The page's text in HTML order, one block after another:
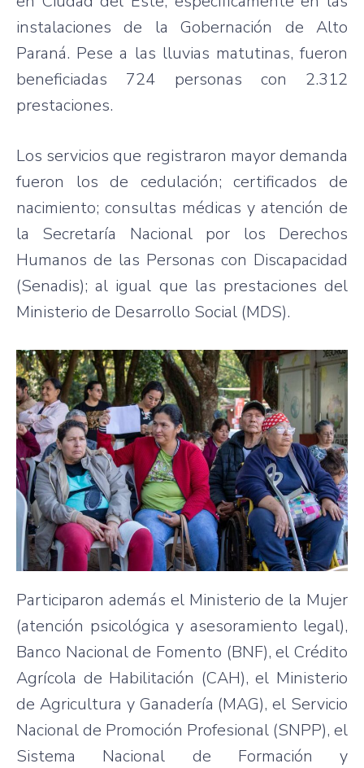
instalaciones de la Gobernación de Alto
Paraná. Pese a las lluvias matutinas, fueron
beneficiadas 724 personas con 2.312
prestaciones.
Los servicios que registraron mayor demanda
fueron los de cedulación; certificados de
nacimiento; consultas médicas y atención de
la Secretaría Nacional por los Derechos
Humanos de las Personas con Discapacidad
(Senadis); al igual que las prestaciones del
Ministerio de Desarrollo Social (MDS).
Participaron además el Ministerio de la Mujer
(atención psicológica y asesoramiento legal),
Banco Nacional de Fomento (BNF), el Crédito
Agrícola de Habilitación (CAH), el Ministerio
de Agricultura y Ganadería (MAG), el Servicio
Nacional de Promoción Profesional (SNPP), el
Sistema Nacional de Formación y